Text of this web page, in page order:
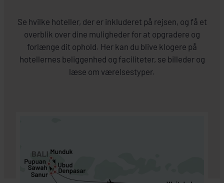
Se hvilke hoteller, der er inkluderet på rejsen, og få et
overblik over dine muligheder for at opgradere og
forlænge dit ophold. Her kan du blive klogere på
hotellernes beliggenhed og faciliteter, se billeder og
læse om værelsestyper.